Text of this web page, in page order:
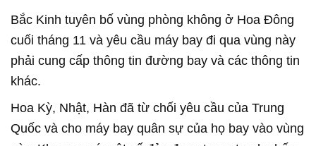
Bắc Kinh tuyên bố vùng phòng không ở Hoa Đông
cuối tháng 11 và yêu cầu máy bay đi qua vùng này
phải cung cấp thông tin đường bay và các thông tin
khác.
Hoa Kỳ, Nhật, Hàn đã từ chối yêu cầu của Trung
Quốc và cho máy bay quân sự của họ bay vào vùng